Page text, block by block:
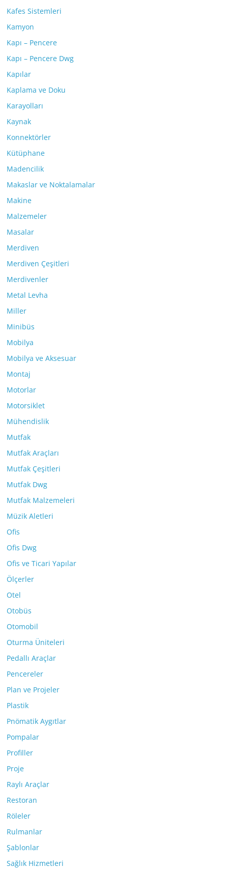
Kafes Sistemleri
Kamyon
Kapı – Pencere
Kapı – Pencere Dwg
Kapılar
Kaplama ve Doku
Karayolları
Kaynak
Konnektörler
Kütüphane
Madencilik
Makaslar ve Noktalamalar
Makine
Malzemeler
Masalar
Merdiven
Merdiven Çeşitleri
Merdivenler
Metal Levha
Miller
Minibüs
Mobilya
Mobilya ve Aksesuar
Montaj
Motorlar
Motorsiklet
Mühendislik
Mutfak
Mutfak Araçları
Mutfak Çeşitleri
Mutfak Dwg
Mutfak Malzemeleri
Müzik Aletleri
Ofis
Ofis Dwg
Ofis ve Ticari Yapılar
Ölçerler
Otel
Otobüs
Otomobil
Oturma Üniteleri
Pedallı Araçlar
Pencereler
Plan ve Projeler
Plastik
Pnömatik Aygıtlar
Pompalar
Profiller
Proje
Raylı Araçlar
Restoran
Röleler
Rulmanlar
Şablonlar
Sağlık Hizmetleri